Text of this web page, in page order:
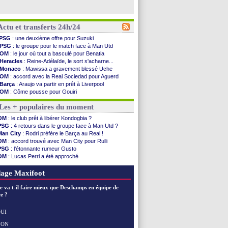
et transferts 24h/24
: une deuxième offre pour Suzuki
PSG : le groupe pour le match face à Man Utd
OM : le jour où tout a basculé pour Benatia
Heracles : Reine-Adélaïde, le sort s'acharne...
Monaco : Mawissa a gravement blessé Uche
OM : accord avec la Real Sociedad pour Aguerd
Barça : Araujo va partir en prêt à Liverpool
OM : Côme pousse pour Gouiri
Man Utd: le groupe pour défier le PSG
: Caen premier leader
: Højbjerg, son agent maintient le suspense
: Gouiri évoque son avenir
: le transfert d'Asllani tombe à l'eau
: 1ère utilisation du Football Video Support
: Benatia envoie une pique à Longoria
: Al-Ahli veut Pape Gueye
: la dernière saison de Fonseca ?
: un gardien norvégien en approche ?
: 4 retours dans le groupe face à Man Utd ...
+ populaires du moment
: le club prêt à libérer Kondogbia ?
: 4 retours dans le groupe face à Man Utd ?
City : Rodri préfère le Barça au Real !
: accord trouvé avec Man City pour Rulli
: l'étonnante rumeur Gusto
: Lucas Perri a été approché
: Owori battu à mort à Kampala
Maxifoot
va t-il faire mieux que Deschamps en équipe de
?